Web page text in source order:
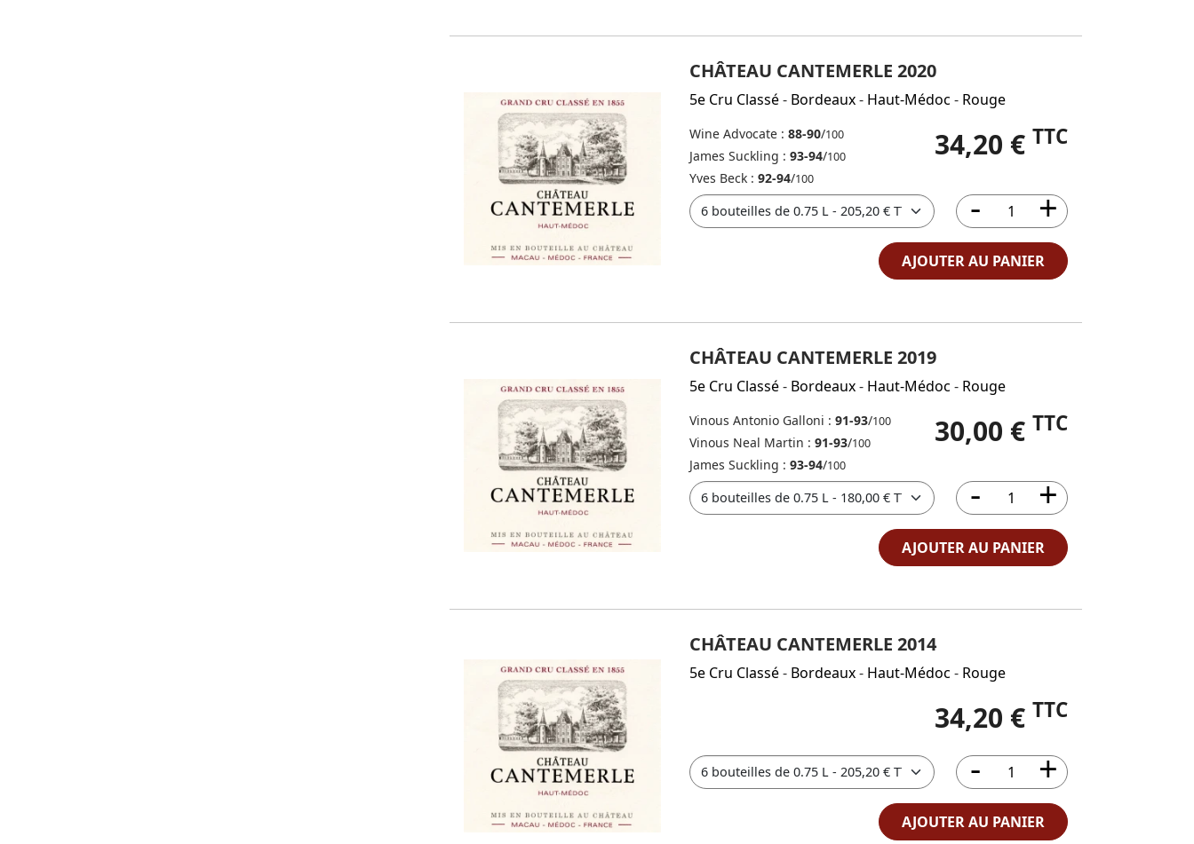
CHÂTEAU CANTEMERLE 2020
5e Cru Classé- Bordeaux- Haut-Médoc - Rouge
Wine Advocate : 88-90/100
James Suckling : 93-94/100
Yves Beck : 92-94/100
34,20 € TTC
AJOUTER AU PANIER
CHÂTEAU CANTEMERLE 2019
5e Cru Classé- Bordeaux- Haut-Médoc - Rouge
Vinous Antonio Galloni : 91-93/100
Vinous Neal Martin : 91-93/100
James Suckling : 93-94/100
30,00 € TTC
AJOUTER AU PANIER
CHÂTEAU CANTEMERLE 2014
5e Cru Classé- Bordeaux- Haut-Médoc - Rouge
34,20 € TTC
AJOUTER AU PANIER